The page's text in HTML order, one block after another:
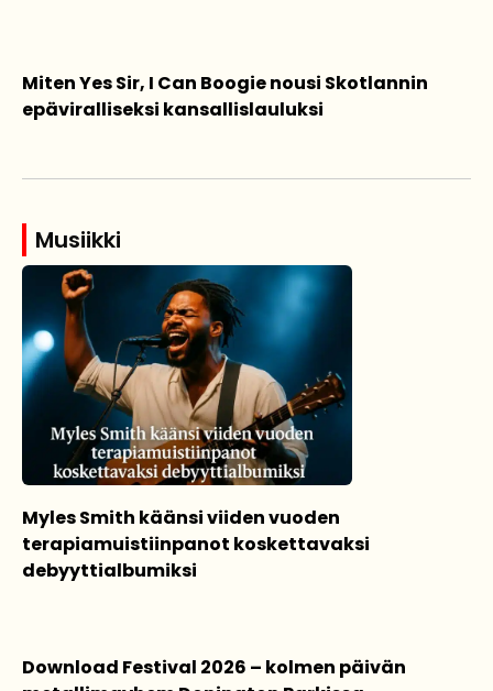
Miten Yes Sir, I Can Boogie nousi Skotlannin
epäviralliseksi kansallislauluksi
Musiikki
Myles Smith käänsi viiden vuoden
terapiamuistiinpanot koskettavaksi
debyyttialbumiksi
Download Festival 2026 – kolmen päivän